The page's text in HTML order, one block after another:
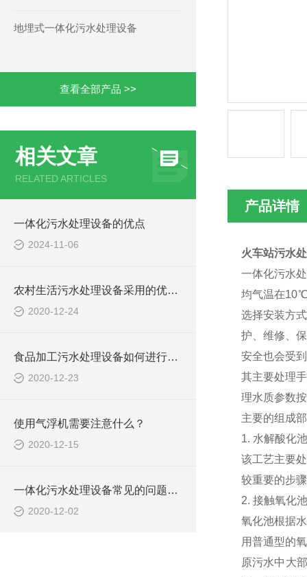
地埋式一体化污水处理设备
查看全部产品 >>
相关文章
RELATED ARTICLES
一体化污水处理设备的优点
2024-11-06
农村生活污水处理设备采用的优点都有哪些？
2020-12-24
食品加工污水处理设备如何进行选择？
2020-12-23
使用气浮机需要注意什么？
2020-12-15
一体化污水处理设备常见的问题及解决方案
2020-12-02
产品详情
火车站污水
一体化污水
均气温在
选择安装方
护、维修、
安全也会受
其主要处理
理水质参数
主要的组成
1. 水解酸化池
该工艺主要
较重要的步
2. 接触氧化池
氧化池根据
用普通型的
原污水中大